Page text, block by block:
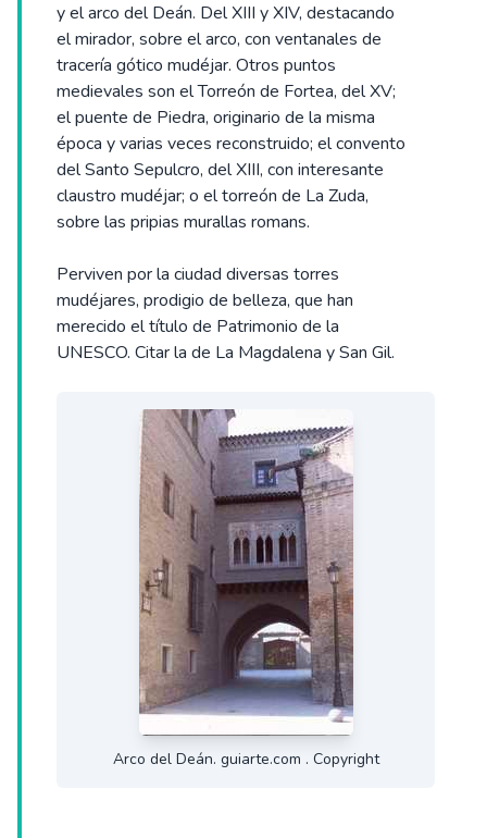
y el arco del Deán. Del XIII y XIV, destacando
el mirador, sobre el arco, con ventanales de
tracería gótico mudéjar. Otros puntos
medievales son el Torreón de Fortea, del XV;
el puente de Piedra, originario de la misma
época y varias veces reconstruido; el convento
del Santo Sepulcro, del XIII, con interesante
claustro mudéjar; o el torreón de La Zuda,
sobre las pripias murallas romans.
Perviven por la ciudad diversas torres
mudéjares, prodigio de belleza, que han
merecido el título de Patrimonio de la
UNESCO. Citar la de La Magdalena y San Gil.
Arco del Deán. guiarte.com . Copyright